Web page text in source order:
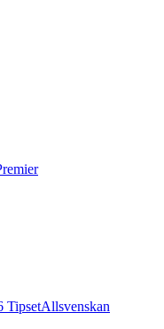
TipsetAllsvenskan